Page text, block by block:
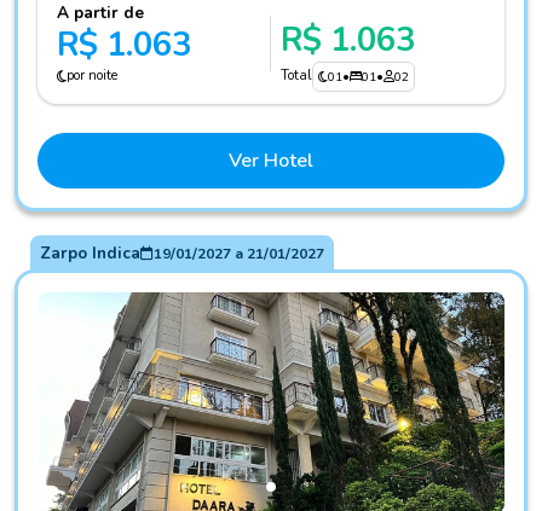
A partir de
R$ 1.063
por noite
R$ 1.063
Total 01• 01• 02
Ver Hotel
Zarpo Indica 19/01/2027a 21/01/2027